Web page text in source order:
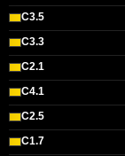
C3.5
C3.3
C2.1
C4.1
C2.5
C1.7